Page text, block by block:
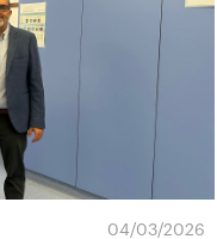
04/03/2026